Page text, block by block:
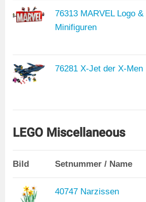
76313 MARVEL Logo &
Minifiguren
76281 X-Jet der X-Men
LEGO Miscellaneous
Bild Setnummer / Name
40747 Narzissen